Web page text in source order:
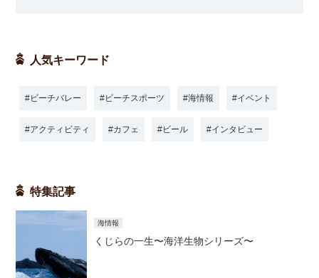
人気キーワード
ビーチバレー ビーチスポーツ 海情報 イベント
アクティビティ カフェ ビール インタビュー
特集記事
海情報
くじらの一生〜海洋生物シリーズ〜